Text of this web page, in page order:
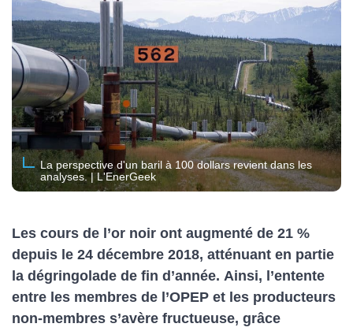
La perspective d'un baril à 100 dollars revient dans les
analyses. | L'EnerGeek
Les cours de l’or noir ont augmenté de 21 %
depuis le 24 décembre 2018, atténuant en partie
la dégringolade de fin d’année. Ainsi, l’entente
entre les membres de l’OPEP et les producteurs
non-membres s’avère fructueuse, grâce